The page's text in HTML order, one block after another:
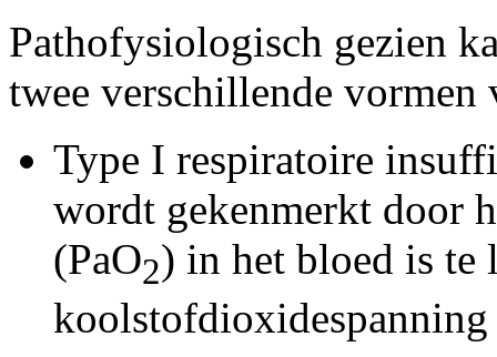
Pathofysiologisch gezien
twee verschillende vormen
Type I respiratoire
wordt gekenmerkt door
(PaO2) in het bloed is te
koolstofdioxidespanning